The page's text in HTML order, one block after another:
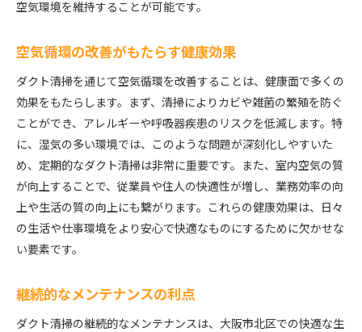
空気環境を維持することが可能です。
空気循環の改善がもたらす健康効果
ダクト清掃を通じて空気循環を改善することは、健康面で多くの
効果をもたらします。まず、清掃によりカビや雑菌の繁殖を防ぐ
ことができ、アレルギーや呼吸器疾患のリスクを低減します。特
に、湿気の多い環境では、このような問題が深刻化しやすいた
め、定期的なダクト清掃は非常に重要です。また、室内空気の質
が向上することで、従業員や住人の快適性が増し、業務効率の向
上や生活の質の向上にも繋がります。これらの健康効果は、日々
の生活や仕事環境をより安心で快適なものにするために欠かせな
い要素です。
継続的なメンテナンスの利点
ダクト清掃の継続的なメンテナンスは、大阪市北区での快適な生